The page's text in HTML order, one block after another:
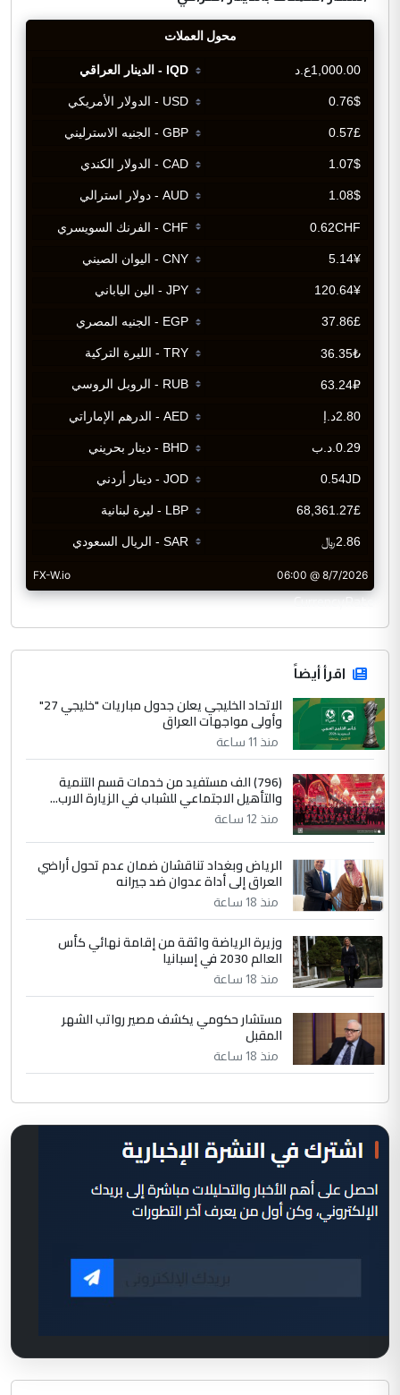
CurrencyRate
اقرأ أيضاً
الاتحاد الخليجي يعلن جدول مباريات "خليجي 27"
وأولى مواجهات العراق
منذ 11 ساعة
(796) الف مستفيد من خدمات قسم التنمية
والتأهيل الاجتماعي للشباب في الزيارة الارب...
منذ 12 ساعة
الرياض وبغداد تناقشان ضمان عدم تحول أراضي
العراق إلى أداة عدوان ضد جيرانه
منذ 18 ساعة
وزيرة الرياضة واثقة من إقامة نهائي كأس
العالم 2030 في إسبانيا
منذ 18 ساعة
مستشار حكومي يكشف مصير رواتب الشهر
المقبل
منذ 18 ساعة